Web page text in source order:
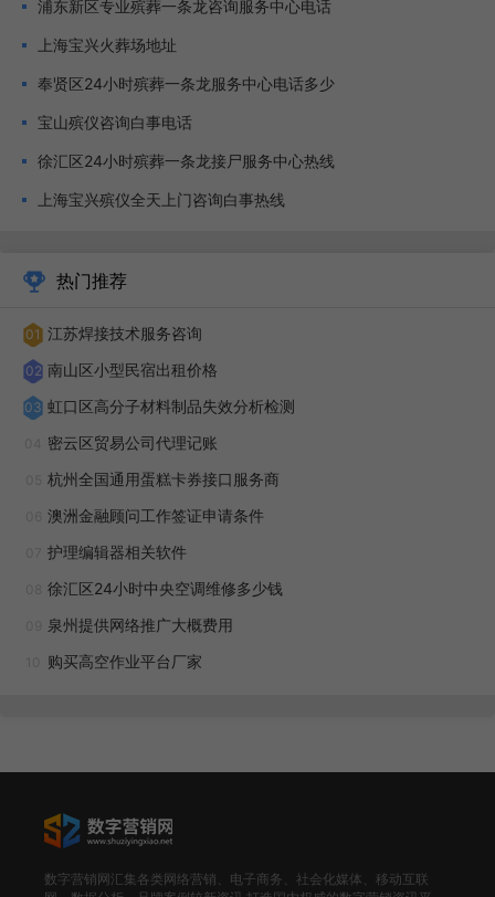
程中感受到更多的慰藉。遵守当地习俗：不同地区的丧葬习俗
有所不同。家属在准备殡葬事宜时，应了解并遵守当地的丧葬
习俗和规定。这有助于避免不必要的麻烦和纷争。合理安排预
算：殡葬过程需要一定的经济投入。家属在准备殡葬事宜时，
应根据自己的经济条件合理安排预算。避免过度消费导致经济
负担加重。关注自身健康：殡葬过程对家属来说是一次身心俱
疲的经历。家属在关注逝者的同时，也要关注自己的身体健康
殡葬一条龙服务中的专业顾问为家属提供全方面指导。徐
程走向更加专业化、人性化的道路。殡仪馆作为殡葬服务机
构，其提供的殡葬一条龙服务备受关注。殡仪馆是一座宁静而
庄重的建筑。殡仪馆致力于为逝者提供尊严的告别仪式，为生
浦东新区专业殡葬一条龙咨询服务中心电话
上海宝兴火葬场地址
奉贤区24小时殡葬一条龙服务中心电话多少
宝山殡仪咨询白事电话
徐汇区24小时殡葬一条龙接尸服务中心热线
上海宝兴殡仪全天上门咨询白事热线
热门推荐
01 江苏焊接技术服务咨询
02 南山区小型民宿出租价格
03 虹口区高分子材料制品失效分析检测
密云区贸易公司代理记账
杭州全国通用蛋糕卡券接口服务商
澳洲金融顾问工作签证申请条件
护理编辑器相关软件
徐汇区24小时中央空调维修多少钱
泉州提供网络推广大概费用
购买高空作业平台厂家
数字营销网汇集各类网络营销、电子商务、社会化媒体、移动互联